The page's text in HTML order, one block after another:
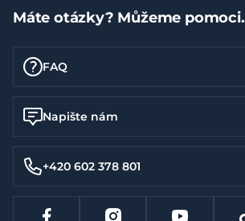
Máte otázky? Můžeme pomoci.
FAQ
Napište nám
+420 602 378 801